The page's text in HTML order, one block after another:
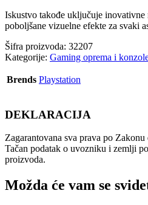
Iskustvo takođe uključuje
poboljšane vizuelne efekte za svaki
Šifra proizvoda: 32207
Kategorije: Gaming oprema i
Brends Playstation
DEKLARACIJA
Zagarantovana sva prava po Zakonu
Tačan podatak o uvozniku i zemlji
proizvoda.
Možda će vam se